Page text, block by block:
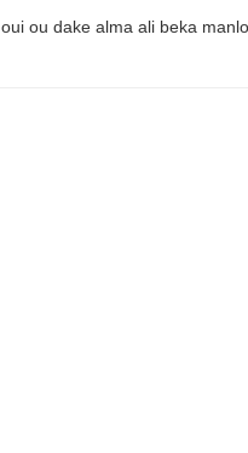
oui ou dake alma ali beka